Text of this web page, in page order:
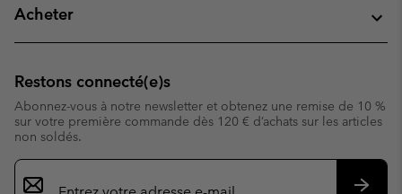
Acheter
Restons connecté(e)s
Abonnez-vous à notre newsletter et obtenez une remise de 10 %
sur votre première commande dès 120 € d’achats sur les articles
non soldés.
Inscription
par